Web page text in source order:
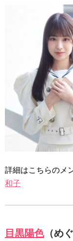
詳細はこちらのメ
和子
目黒陽色（め